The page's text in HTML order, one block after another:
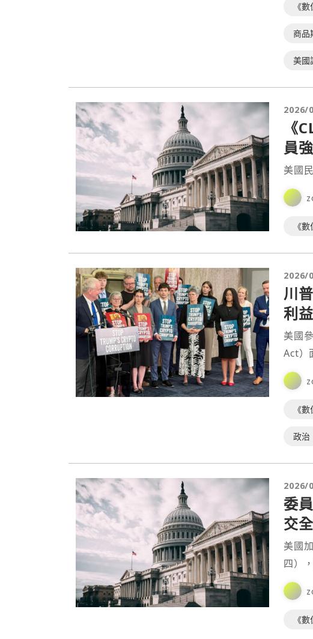
《
商品
美國
2026/
《
員
美國
《
2026/
川
利
美國
Act）
案，
《
政治
2026/
委
交
美國
四）
果，
《
行表
《